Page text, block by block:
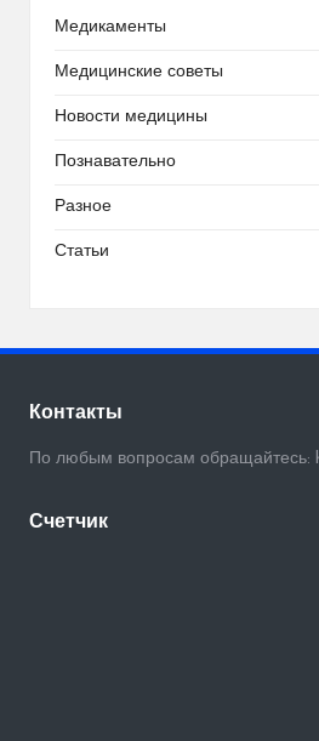
Медикаменты
Медицинские советы
Новости медицины
Познавательно
Разное
Статьи
Контакты
По любым вопросам обращайтесь:
Счетчик